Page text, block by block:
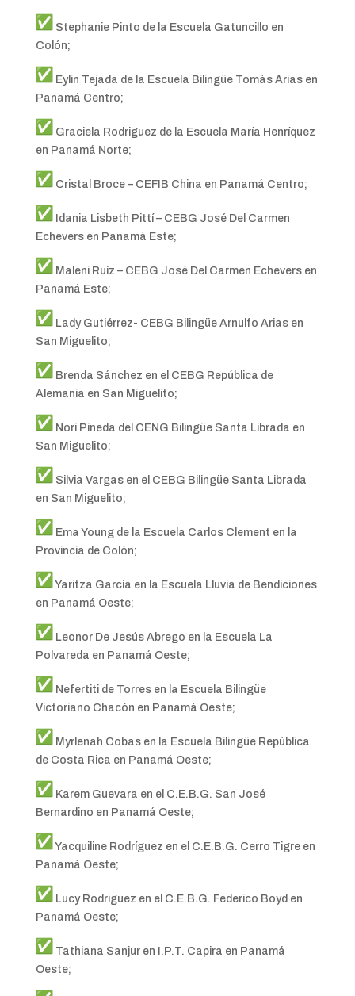
Stephanie Pinto de la Escuela Gatuncillo en
Colón;
Eylin Tejada de la Escuela Bilingüe Tomás Arias en
Panamá Centro;
Graciela Rodriguez de la Escuela María Henríquez
en Panamá Norte;
Cristal Broce – CEFIB China en Panamá Centro;
Idania Lisbeth Pittí – CEBG José Del Carmen
Echevers en Panamá Este;
Maleni Ruíz – CEBG José Del Carmen Echevers en
Panamá Este;
Lady Gutiérrez- CEBG Bilingüe Arnulfo Arias en
San Miguelito;
Brenda Sánchez en el CEBG República de
Alemania en San Miguelito;
Nori Pineda del CENG Bilingüe Santa Librada en
San Miguelito;
Silvia Vargas en el CEBG Bilingüe Santa Librada
en San Miguelito;
Ema Young de la Escuela Carlos Clement en la
Provincia de Colón;
Yaritza García en la Escuela Lluvia de Bendiciones
en Panamá Oeste;
Leonor De Jesús Abrego en la Escuela La
Polvareda en Panamá Oeste;
Nefertiti de Torres en la Escuela Bilingüe
Victoriano Chacón en Panamá Oeste;
Myrlenah Cobas en la Escuela Bilingüe República
de Costa Rica en Panamá Oeste;
Karem Guevara en el C.E.B.G. San José
Bernardino en Panamá Oeste;
Yacquiline Rodríguez en el C.E.B.G. Cerro Tigre en
Panamá Oeste;
Lucy Rodriguez en el C.E.B.G. Federico Boyd en
Panamá Oeste;
Tathiana Sanjur en I.P.T. Capira en Panamá
Oeste;